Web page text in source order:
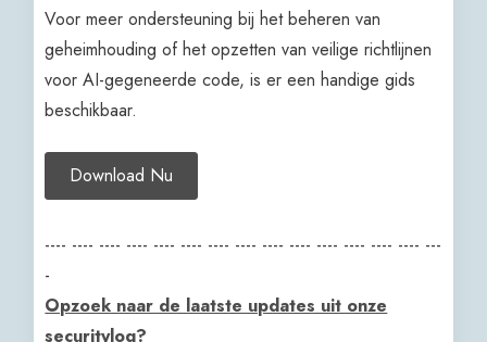
Voor meer ondersteuning bij het beheren van
geheimhouding of het opzetten van veilige richtlijnen
voor AI-gegeneerde code, is er een handige gids
beschikbaar.
Download Nu
---- ---- ---- ---- ---- ---- ---- ---- ---- ---- ---- ---- ---- ---- ---
-
Opzoek naar de laatste updates uit onze
securitylog?